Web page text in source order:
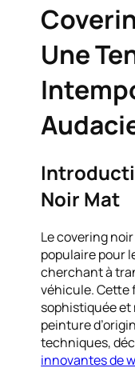
Une
Noir Mat
Le covering
populaire pour
cherchant à
véhicule. Cette
sophistiquée
peinture
techniques,
innovantes de